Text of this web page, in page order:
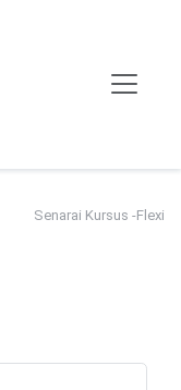
Senarai Kursus -Flexi